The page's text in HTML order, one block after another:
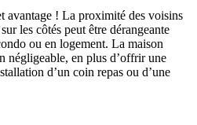
avantage ! La proximité des voisins
les côtés peut être dérangeante
ou en logement. La maison
négligeable, en plus d’offrir une
d’un coin repas ou d’une